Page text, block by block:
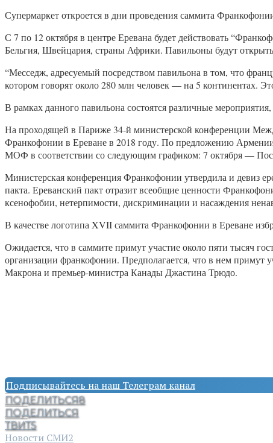
Супермаркет откроется в дни проведения саммита
С 7 по 12 октября в центре Еревана будет действовать
Бельгия, Швейцария, страны Африки. Павильоны будут
“Месседж, адресуемый посредством павильона в том, что
котором говорят около 280 млн человек — на 5 континентах.
В рамках данного павильона состоятся различные
На проходящей в Париже 34-й министерской конференции
Франкофонии в Ереване в 2018 году. По предложению
МОФ в соответствии со следующим графиком: 7 октября —
Министерская конференция Франкофонии утвердила и девиз
пакта. Ереванский пакт отразит всеобщие ценности
ксенофобии, нетерпимости, дискриминации и насаждения
В качестве логотипа XVII саммита Франкофонии в Ереване
Ожидается, что в саммите примут участие около пяти тысяч
организации франкофонии. Предполагается, что в нем примут
Макрона и премьер-министра Канады Джастина Трюдо.
Подписывайтесь на наш Телеграм канал
ПОДЕЛИТЬСЯ8
ПОДЕЛИТЬСЯ
ТВИТ5
Новости СМИ2